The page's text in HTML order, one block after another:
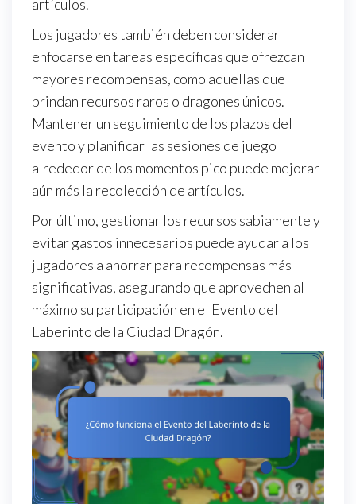
artículos.
Los jugadores también deben considerar
enfocarse en tareas específicas que ofrezcan
mayores recompensas, como aquellas que
brindan recursos raros o dragones únicos.
Mantener un seguimiento de los plazos del
evento y planificar las sesiones de juego
alrededor de los momentos pico puede mejorar
aún más la recolección de artículos.
Por último, gestionar los recursos sabiamente y
evitar gastos innecesarios puede ayudar a los
jugadores a ahorrar para recompensas más
significativas, asegurando que aprovechen al
máximo su participación en el Evento del
Laberinto de la Ciudad Dragón.